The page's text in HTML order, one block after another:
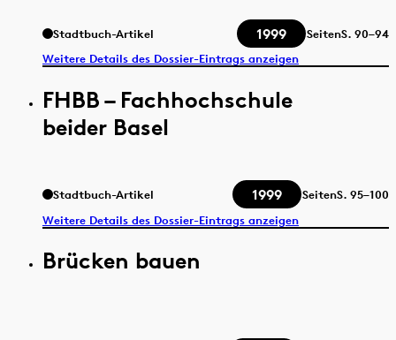
Stadtbuch-Artikel 1999 SeitenS. 90–94
Weitere Details des Dossier-Eintrags anzeigen
FHBB – Fachhochschule
beider Basel
Stadtbuch-Artikel 1999 SeitenS. 95–100
Weitere Details des Dossier-Eintrags anzeigen
Brücken bauen